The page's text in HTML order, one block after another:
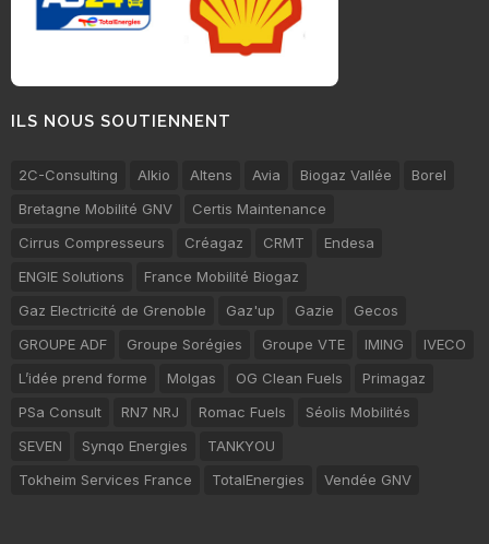
ILS NOUS SOUTIENNENT
2C-Consulting Alkio Altens Avia Biogaz Vallée
Borel
Bretagne Mobilité GNV
Certis Maintenance
Cirrus Compresseurs
Créagaz CRMT
Endesa
ENGIE Solutions
France Mobilité Biogaz
Gaz Electricité de Grenoble
Gaz'up Gazie
Gecos
GROUPE ADF
Groupe Sorégies Groupe VTE IMING
IVECO
L’idée prend forme
Molgas OG Clean Fuels
Primagaz
PSa Consult
RN7 NRJ Romac Fuels
Séolis Mobilités
SEVEN
Synqo Energies
TANKYOU
Tokheim Services France
TotalEnergies Vendée GNV